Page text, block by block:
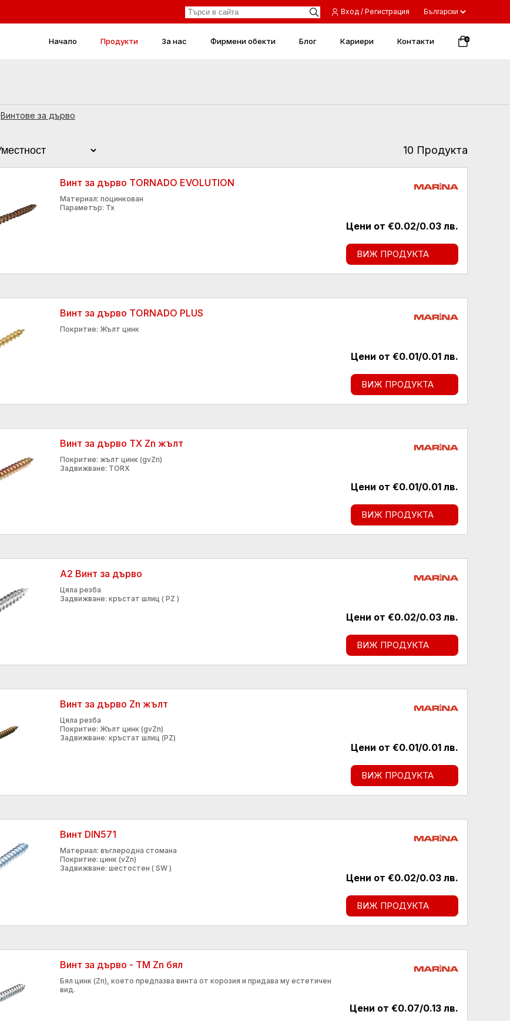
Вход / Регистрация
0
Начало Продукти За нас Фирмени обекти Блог Кариери Контакти
Винтове за дърво
10 Продукта
Винт за дърво TORNADO EVOLUTION
Материал: поцинкован
Параметър: Tx
Цени от €0.02/0.03 лв.
ВИЖ ПРОДУКТА
Винт за дърво TORNADO PLUS
Покритие: Жълт цинк
Цени от €0.01/0.01 лв.
ВИЖ ПРОДУКТА
Винт за дърво TX Zn жълт
Покритие: жълт цинк (gvZn)
Задвижване: TORX
Цени от €0.01/0.01 лв.
ВИЖ ПРОДУКТА
А2 Винт за дърво
Цяла резба
Задвижване: кръстат шлиц ( PZ )
Цени от €0.02/0.03 лв.
ВИЖ ПРОДУКТА
Винт за дърво Zn жълт
Цяла резба
Покритие: Жълт цинк (gvZn)
Задвижване: кръстат шлиц (PZ)
Цени от €0.01/0.01 лв.
ВИЖ ПРОДУКТА
Винт DIN571
Материал: въглеродна стомана
Покритие: цинк (vZn)
Задвижване: шестостен ( SW )
Цени от €0.02/0.03 лв.
ВИЖ ПРОДУКТА
Винт за дърво - ТМ Zn бял
Бял цинк (Zn), което предпазва винта от корозия и придава му естетичен
вид.
Цени от €0.07/0.13 лв.